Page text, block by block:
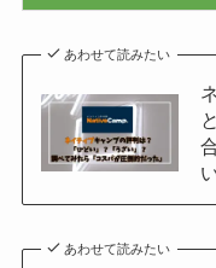
あわせて読みたい
あわせて読みたい